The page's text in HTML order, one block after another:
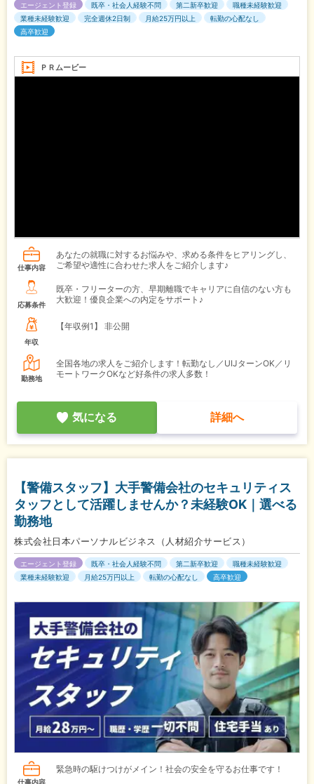
エージェント登録 既卒・社会人経験不問 第二新卒歓迎
職種未経験歓迎
業種未経験歓迎
完全週休2日制 月給25万円以上
転勤の心配なし
高卒歓迎
ＰＲムービー
仕事内容
あなたの就職に対するお悩みや、求める条件をヒアリングし、
ご希望や適性に合わせた求人をご紹介します♪
応募条件
既卒・フリーターの方、早期離職でキャリアに自信のない方も
大歓迎！優良企業への内定をサポート♪
年収
【年収例1】 非公開
勤務地
全国各地の求人をご紹介します！転勤なし／UIJターンOK／リ
モートワークOKなど好条件の求人多数！
気になる 詳細へ
【警備スタッフ】大手警備会社のセキュリティス
タッフとして活躍しませんか？未経験OK｜選べる
勤務地
株式会社日本パーソナルビジネス（人材紹介サービス）
エージェント登録 既卒・社会人経験不問 第二新卒歓迎
職種未経験歓迎
業種未経験歓迎
月給25万円以上 転勤の心配なし 高卒歓迎
仕事内容
緊急時の駆けつけがメイン！社会の安全を守るお仕事です！